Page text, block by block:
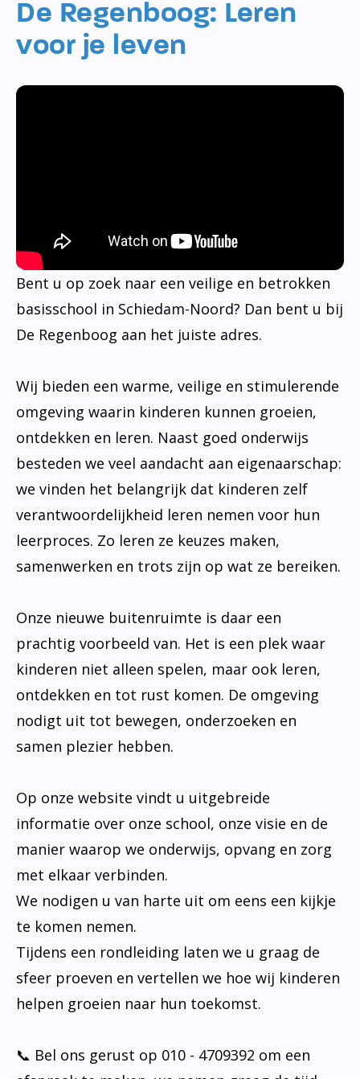
De Regenboog: Leren
voor je leven
Bent u op zoek naar een veilige en betrokken
basisschool in Schiedam-Noord? Dan bent u bij
De Regenboog aan het juiste adres.
Wij bieden een warme, veilige en stimulerende
omgeving waarin kinderen kunnen groeien,
ontdekken en leren. Naast goed onderwijs
besteden we veel aandacht aan eigenaarschap:
we vinden het belangrijk dat kinderen zelf
verantwoordelijkheid leren nemen voor hun
leerproces. Zo leren ze keuzes maken,
samenwerken en trots zijn op wat ze bereiken.
Onze nieuwe buitenruimte is daar een
prachtig voorbeeld van. Het is een plek waar
kinderen niet alleen spelen, maar ook leren,
ontdekken en tot rust komen. De omgeving
nodigt uit tot bewegen, onderzoeken en
samen plezier hebben.
Op onze website vindt u uitgebreide
informatie over onze school, onze visie en de
manier waarop we onderwijs, opvang en zorg
met elkaar verbinden.
We nodigen u van harte uit om eens een kijkje
te komen nemen.
Tijdens een rondleiding laten we u graag de
sfeer proeven en vertellen we hoe wij kinderen
helpen groeien naar hun toekomst.
📞 Bel ons gerust op 010 - 4709392 om een